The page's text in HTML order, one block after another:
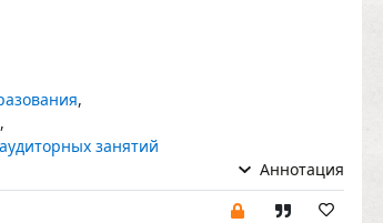
,
,
занятий
Аннотация